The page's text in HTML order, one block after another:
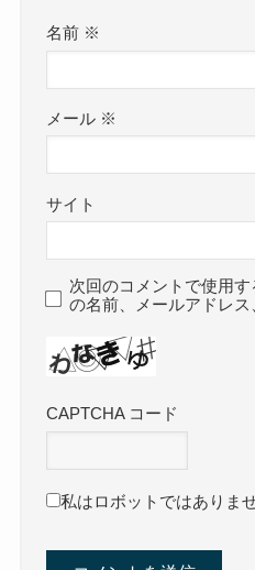
名前 ※
メール ※
サイト
次回のコメントで使用
の名前、メールアドレス
CAPTCHA コード
私はロボットではありませ